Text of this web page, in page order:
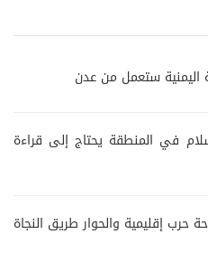
اليمنية ستعمل من عدن
في المنطقة يحتاج إلى قراءة
حرب إقليمية والحوار طريق النجاة